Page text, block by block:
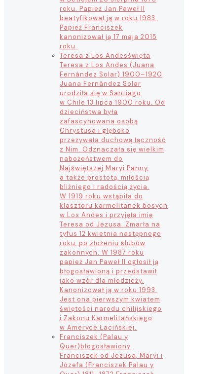
roku. Papież Jan Paweł II
beatyfikował ją w roku 1983.
Papież Franciszek
kanonizował ją 17 maja 2015
roku.
Teresa z Los Andesświęta
Teresa z Los Andes (Juana
Fernández Solar) 1900–1920
Juana Fernández Solar
urodziła się w Santiago
w Chile 13 lipca 1900 roku. Od
dzieciństwa była
zafascynowana osobą
Chrystusa i głęboko
przeżywała duchową łączność
z Nim. Odznaczała się wielkim
nabożeństwem do
Najświętszej Maryi Panny,
a także prostotą, miłością
bliźniego i radością życia.
W 1919 roku wstąpiła do
klasztoru karmelitanek bosych
w Los Andes i przyjęła imię
Teresa od Jezusa. Zmarła na
tyfus 12 kwietnia następnego
roku, po złożeniu ślubów
zakonnych. W 1987 roku
papież Jan Paweł II ogłosił ją
błogosławioną i przedstawił
jako wzór dla młodzieży.
Kanonizował ją w roku 1993.
Jest ona pierwszym kwiatem
świętości narodu chilijskiego
i Zakonu Karmelitańskiego
w Ameryce Łacińskiej.
Franciszek (Palau y
Quer)błogosławiony
Franciszek od Jezusa, Maryi i
Józefa (Franciszek Palau y